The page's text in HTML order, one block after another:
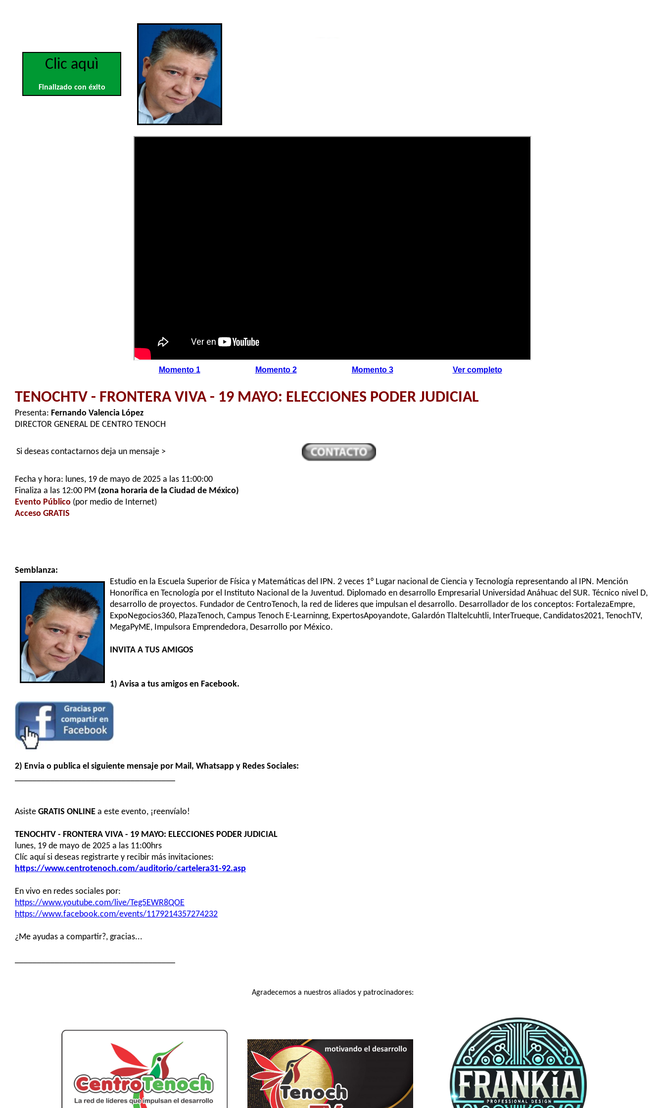
Clic aquì
Finalizado con éxito
Momento 1 Momento 2 Momento 3 Ver completo
TENOCHTV - FRONTERA VIVA - 19 MAYO: ELECCIONES PODER JUDICIAL
Presenta: Fernando Valencia López
DIRECTOR GENERAL DE CENTRO TENOCH
Si deseas contactarnos deja un mensaje >
Fecha y hora: lunes, 19 de mayo de 2025 a las 11:00:00
Finaliza a las 12:00 PM (zona horaria de la Ciudad de México)
Evento Público (por medio de Internet)
Acceso GRATIS
Semblanza:
Estudio en la Escuela Superior de Física y Matemáticas del IPN. 2 veces 1° Lugar nacional de Ciencia y Tecnología representando al IPN. Mención
Honorífica en Tecnología por el Instituto Nacional de la Juventud. Diplomado en desarrollo Empresarial Universidad Anáhuac del SUR. Técnico nivel D,
desarrollo de proyectos. Fundador de CentroTenoch, la red de lideres que impulsan el desarrollo. Desarrollador de los conceptos: FortalezaEmpre,
ExpoNegocios360, PlazaTenoch, Campus Tenoch E-Learninng, ExpertosApoyandote, Galardón Tlaltelcuhtli, InterTrueque, Candidatos2021, TenochTV,
MegaPyME, Impulsora Emprendedora, Desarrollo por México.
INVITA A TUS AMIGOS
1) Avisa a tus amigos en Facebook.
2) Envia o publica el siguiente mensaje por Mail, Whatsapp y Redes Sociales:
Asiste GRATIS ONLINE a este evento, ¡reenvíalo!
TENOCHTV - FRONTERA VIVA - 19 MAYO: ELECCIONES PODER JUDICIAL
lunes, 19 de mayo de 2025 a las 11:00hrs
Clíc aquí si deseas registrarte y recibir más invitaciones:
https://www.centrotenoch.com/auditorio/cartelera31-92.asp
En vivo en redes sociales por:
https://www.youtube.com/live/Teg5EWR8QOE
https://www.facebook.com/events/1179214357274232
¿Me ayudas a compartir?, gracias...
Agradecemos a nuestros aliados y patrocinadores: